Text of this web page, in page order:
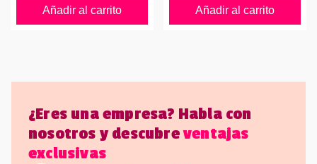
Añadir al carrito Añadir al carrito
¿Eres una empresa? Habla con
nosotros y descubreventajas
exclusivas